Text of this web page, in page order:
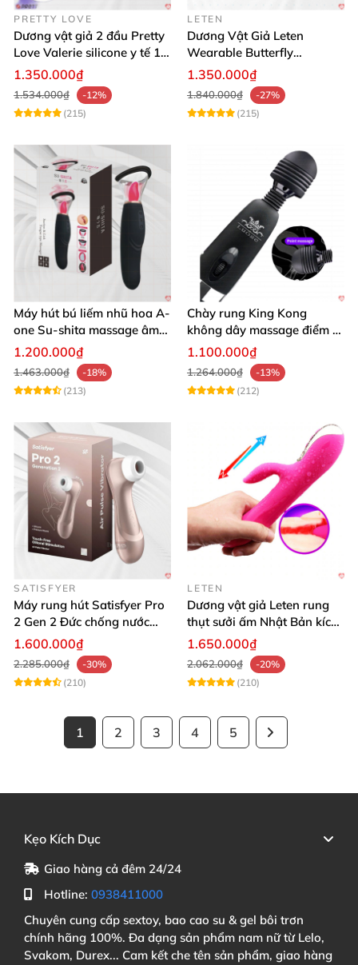
PRETTY LOVE
Dương vật giả 2 đầu Pretty
Love Valerie silicone y tế 12
chế độ rung
1.350.000₫
1.534.000₫
-12%
(215)
LETEN
Dương Vật Giả Leten
Wearable Butterfly
Bluetooth Đa Năng
1.350.000₫
1.840.000₫
-27%
(215)
Máy hút bú liếm nhũ hoa A-
one Su-shita massage âm
đạo độc đáo
1.200.000₫
1.463.000₫
-18%
(213)
Chày rung King Kong
không dây massage điểm G
sạc USB tiện lợi cao cấp
1.100.000₫
1.264.000₫
-13%
(212)
SATISFYER
Máy rung hút Satisfyer Pro
2 Gen 2 Đức chống nước
massage điểm G sạc pin
1.600.000₫
2.285.000₫
-30%
(210)
LETEN
Dương vật giả Leten rung
thụt sưởi ấm Nhật Bản kích
thích điểm G
1.650.000₫
2.062.000₫
-20%
(210)
1 2 3 4 5
Kẹo Kích Dục
Giao hàng cả đêm 24/24
Hotline: 0938411000
Chuyên cung cấp sextoy, bao cao su & gel bôi trơn
chính hãng 100%. Đa dạng sản phẩm nam nữ từ Lelo,
Svakom, Durex... Cam kết che tên sản phẩm, giao hàng